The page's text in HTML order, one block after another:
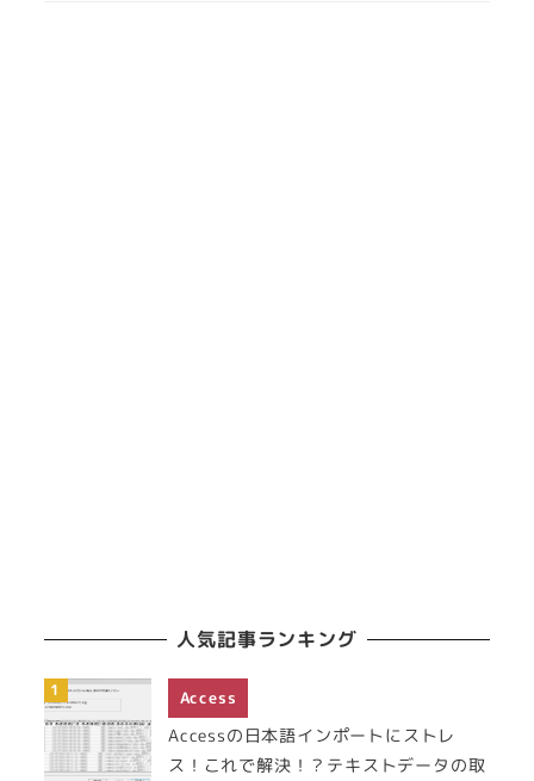
人気記事ランキング
Access
Accessの日本語インポートにストレ
ス！これで解決！？テキストデータの取